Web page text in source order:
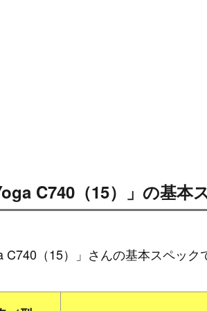
C740（15）」の基本
C740（15）」さんの基本スペック